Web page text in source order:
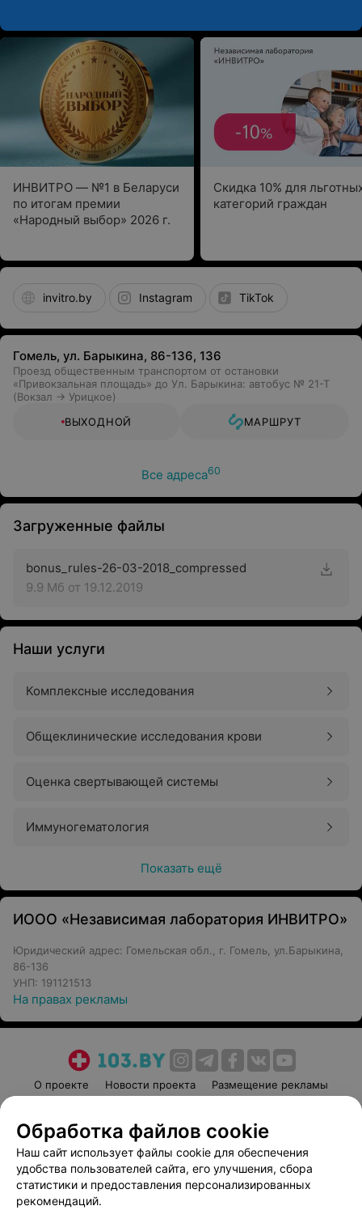
ИНВИТРО — №1 в Беларуси
по итогам премии
«Народный выбор» 2026 г.
Скидка 10% для
категорий граждан
invitro.by Instagram TikTok
Гомель, ул. Барыкина, 86-136, 136
Проезд общественным транспортом от остановки
«Привокзальная площадь» до Ул. Барыкина: автобус № 21-Т
(Вокзал → Урицкое)
ВЫХОДНОЙ
МАРШРУТ
Все адреса60
Загруженные файлы
bonus_rules-26-03-2018_compressed
9.9 Мб от 19.12.2019
Наши услуги
Комплексные исследования
Общеклинические исследования крови
Оценка свертывающей системы
Иммуногематология
Показать ещё
ИООО «Независимая лаборатория ИНВИТРО»
Юридический адрес: Гомельская обл., г. Гомель, ул.Барыкина,
86-136
УНП: 191121513
На правах рекламы
О проекте Новости проекта
Размещение рекламы
Пользовательское соглашение
Способы оплаты
Вакансии
Партнеры
Написать руководителю 103.by
Обработка файлов cookie
Наш сайт использует файлы cookie для обеспечения
удобства пользователей сайта, его улучшения, сбора
статистики и предоставления персонализированных
рекомендаций.